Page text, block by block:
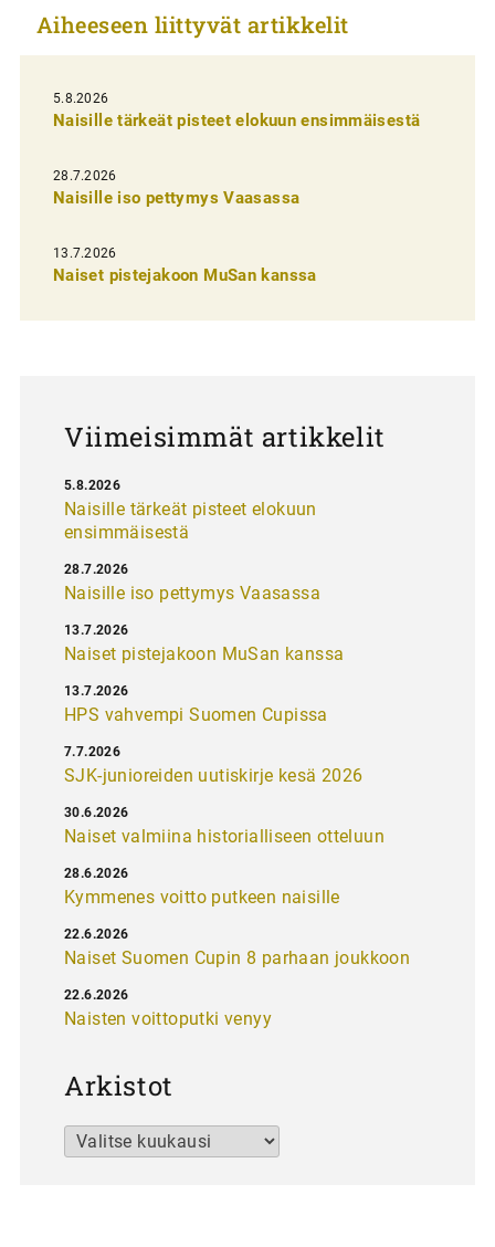
e
i
e
n
s
e
l
Aiheeseen liittyvät artikkelit
5.8.2026
Naisille tärkeät pisteet elokuun ensimmäisestä
28.7.2026
Naisille iso pettymys Vaasassa
13.7.2026
Naiset pistejakoon MuSan kanssa
Viimeisimmät artikkelit
Naisille tärkeät pisteet elokuun
ensimmäisestä
5.8.2026
Naisille iso pettymys Vaasassa
28.7.2026
Naiset pistejakoon MuSan kanssa
13.7.2026
HPS vahvempi Suomen Cupissa
13.7.2026
SJK-junioreiden uutiskirje kesä 2026
7.7.2026
Naiset valmiina historialliseen otteluun
30.6.2026
Kymmenes voitto putkeen naisille
28.6.2026
Naiset Suomen Cupin 8 parhaan joukkoon
22.6.2026
Naisten voittoputki venyy
22.6.2026
Arkistot
Arkistot